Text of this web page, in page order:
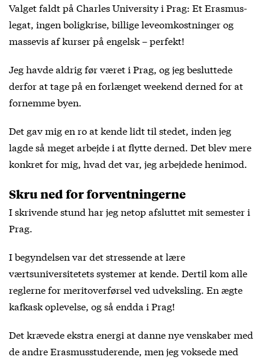
Valget faldt på Charles University i Prag: Et Erasmus-
legat, ingen boligkrise, billige leveomkostninger og
massevis af kurser på engelsk – perfekt!
Jeg havde aldrig før været i Prag, og jeg besluttede
derfor at tage på en forlænget weekend derned for at
fornemme byen.
Det gav mig en ro at kende lidt til stedet, inden jeg
lagde så meget arbejde i at flytte derned. Det blev mere
konkret for mig, hvad det var, jeg arbejdede henimod.
Skru ned for forventningerne
I skrivende stund har jeg netop afsluttet mit semester i
Prag.
I begyndelsen var det stressende at lære
værtsuniversitetets systemer at kende. Dertil kom alle
reglerne for meritoverførsel ved udveksling. En ægte
kafkask oplevelse, og så endda i Prag!
Det krævede ekstra energi at danne nye venskaber med
de andre Erasmusstuderende, men jeg voksede med